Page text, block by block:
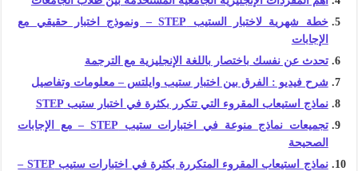
خطة شهرية لاختبار الستيب STEP – ونموذج اختبار حقيقي مع
الإجابات
تحدث عن نفسك باختصار باللغة الإنجليزية مع الترجمة
شرح فيديو : الفرق بين اختبار ستيب وايلتس – معلومات وتفاصيل
نماذج استيعاب المقروء التي تتكرر بكثرة في اختبار ستيب STEP
تجميعات نماذج منوعة في اختبارات ستيب STEP – مع الإجابات
الصحيحة
نماذج استيعاب المقروء المتكررة بكثرة في اختبارات ستيب STEP –